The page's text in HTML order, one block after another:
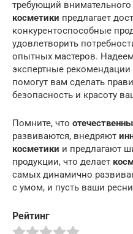
требующий внимательного
косметики предлагает
конкурентоспособные
удовлетворить
опытных мастеров.
экспертные
помогут вам сделать
безопасность и красоту
Помните, что
развиваются, внедряют
косметики и предлагают
продукции, что делает
самых динамично
с умом, и пусть ваши
Рейтинг